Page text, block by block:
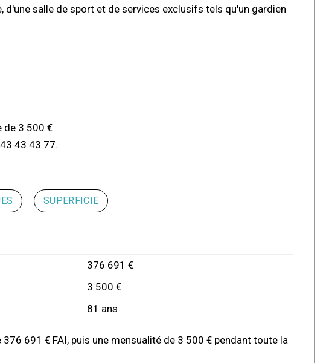
d'une salle de sport et de services exclusifs tels qu'un gardien
de 3 500 €
43 43 77.
SUPERFICIE
376 691 €
3 500 €
81 ans
691 € FAI, puis une mensualité de 3 500 € pendant toute la